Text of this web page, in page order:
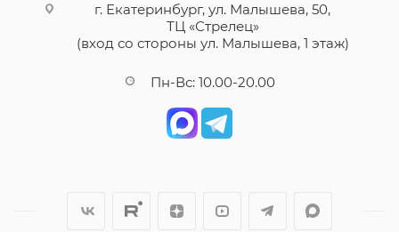
г. Екатеринбург, ул. Малышева, 50,
ТЦ «Стрелец»
(вход со стороны ул. Малышева, 1 этаж)
Пн-Вс: 10.00-20.00